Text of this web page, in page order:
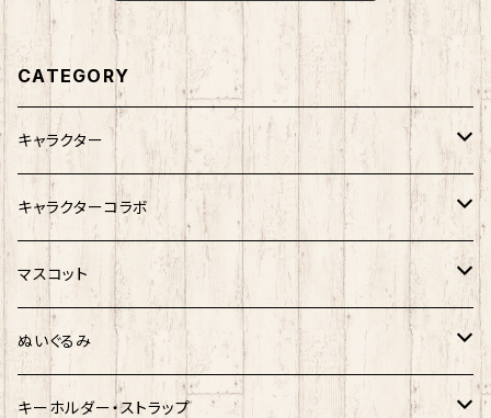
CATEGORY
キャラクター
サンリオキャラクター
キティ
シナモロール
クロミ
ネコムネandシバ
モケケ
ゆきお
キャラクターコラボ
サンリオ×おえかきさん
新幹線×ご当地ベア
サンリオ×ネコムネandシバ
マスコット
ゆきお
モケケ
ぬいぐるみ
ホヤぼーや
キーホルダー・ストラップ